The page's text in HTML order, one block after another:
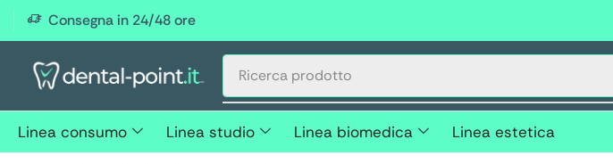
Consegna in 24/48 ore
Linea consumo Linea studio Linea biomedica Linea estetica